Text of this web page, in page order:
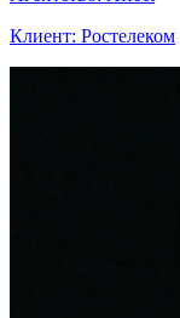
Клиент: Ростелеком